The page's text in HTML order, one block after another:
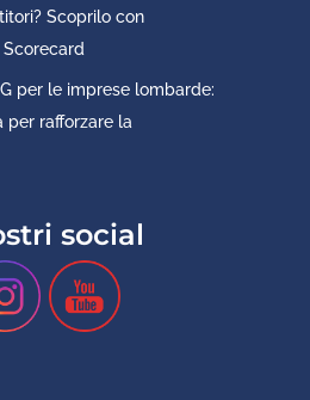
Scoprilo con
Scorecard
per le imprese lombarde:
per rafforzare la
social